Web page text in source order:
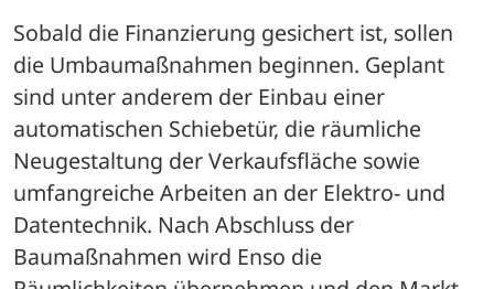
Sobald die Finanzierung gesichert ist, sollen
die Umbaumaßnahmen beginnen. Geplant
sind unter anderem der Einbau einer
automatischen Schiebetür, die räumliche
Neugestaltung der Verkaufsfläche sowie
umfangreiche Arbeiten an der Elektro- und
Datentechnik. Nach Abschluss der
Baumaßnahmen wird Enso die